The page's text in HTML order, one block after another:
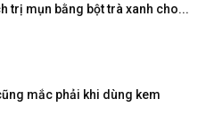
trị mụn bằng bột trà xanh cho...
mắc phải khi dùng kem